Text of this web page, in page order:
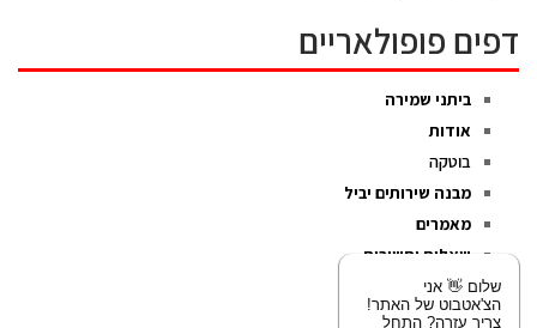
דפים פופולאריים
ביתני שמירה
אודות
בוטקה
מבנה שירותים יביל
מאמרים
שאלות ותשובות
צור קשר
שלום 👋 אני
הצ'אטבוט של האתר!
צריך עזרה? התחל